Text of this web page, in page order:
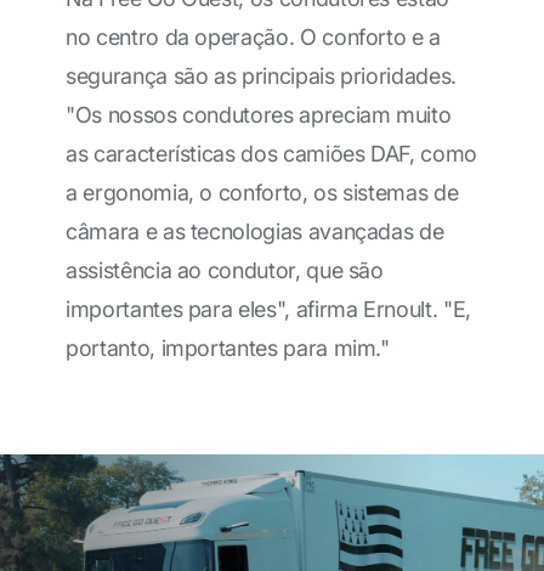
no centro da operação. O conforto e a
segurança são as principais prioridades.
"Os nossos condutores apreciam muito
as características dos camiões DAF, como
a ergonomia, o conforto, os sistemas de
câmara e as tecnologias avançadas de
assistência ao condutor, que são
importantes para eles", afirma Ernoult. "E,
portanto, importantes para mim."